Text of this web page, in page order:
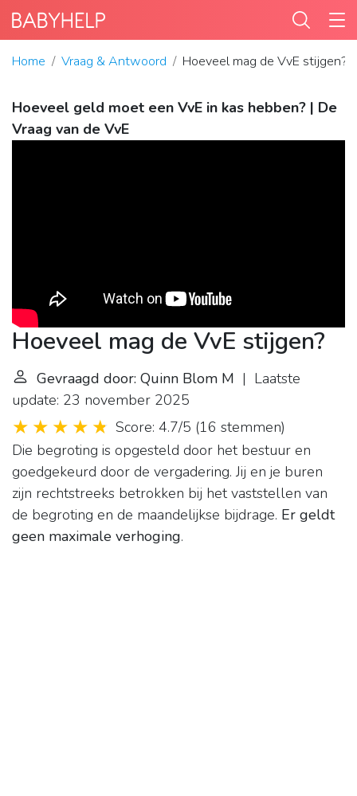
Home Vraag & Antwoord Hoeveel mag de VvE stijgen?
Hoeveel geld moet een VvE in kas hebben? | De
Vraag van de VvE
Hoeveel mag de VvE stijgen?
Gevraagd door: Quinn Blom M | Laatste
update: 23 november 2025
Score: 4.7/5 (16 stemmen)
Die begroting is opgesteld door het bestuur en
goedgekeurd door de vergadering. Jij en je buren
zijn rechtstreeks betrokken bij het vaststellen van
de begroting en de maandelijkse bijdrage. Er geldt
geen maximale verhoging.